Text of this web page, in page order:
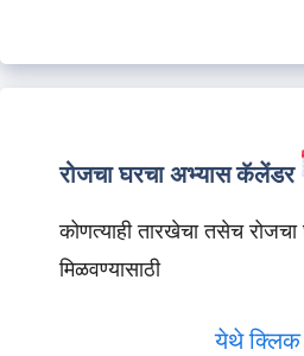
रोजचा घरचा अभ्यास कॅलेंडर
कोणत्याही तारखेचा तसेच
मिळवण्यासाठी
येथे क्लिक